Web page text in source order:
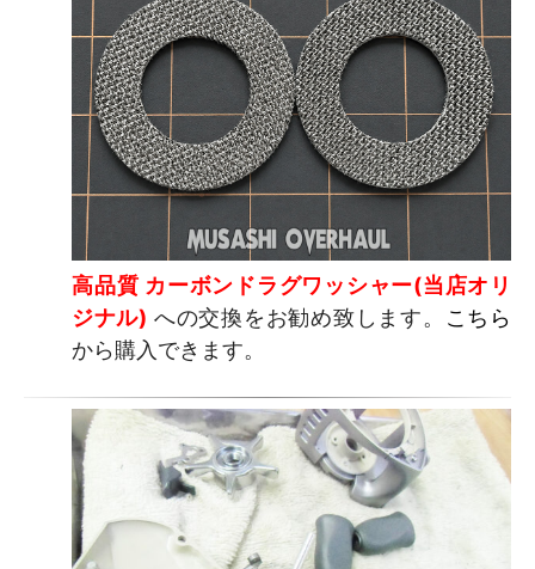
高品質 カーボンドラグワッシャー(当店オリ
ジナル) への交換をお勧め致します。
こちら
から購入できます。